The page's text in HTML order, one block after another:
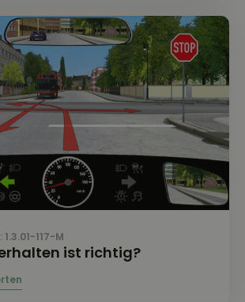
1.3.01-117-M
ist richtig?